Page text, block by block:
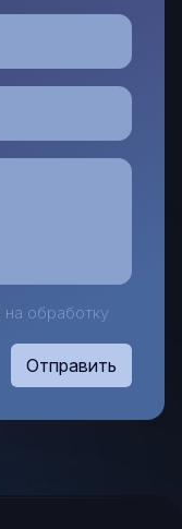
обработку
Отправить